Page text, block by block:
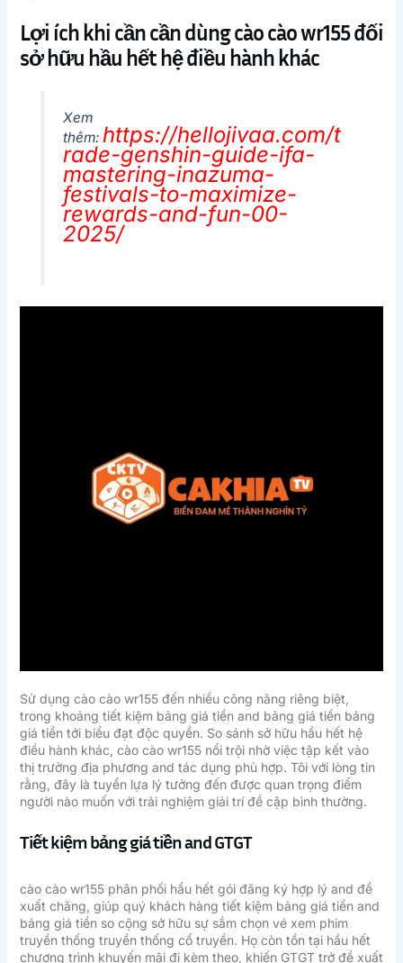
Lợi ích khi cần cần dùng cào cào wr155 đối
sở hữu hầu hết hệ điều hành khác
Xem
thêm: https://hellojivaa.com/t
rade-genshin-guide-ifa-
mastering-inazuma-
festivals-to-maximize-
rewards-and-fun-00-
2025/
Sử dụng cào cào wr155 đến nhiều công năng riêng biệt,
trong khoảng tiết kiệm bảng giá tiền and bảng giá tiền bảng
giá tiền tới biểu đạt độc quyền. So sánh sở hữu hầu hết hệ
điều hành khác, cào cào wr155 nổi trội nhờ việc tập kết vào
thị trường địa phương and tác dụng phù hợp. Tôi với lòng tin
rằng, đây là tuyển lựa lý tưởng đến được quan trọng điểm
người nào muốn với trải nghiệm giải trí đề cập bình thường.
Tiết kiệm bảng giá tiền and GTGT
cào cào wr155 phân phối hầu hết gói đăng ký hợp lý and đề
xuất chăng, giúp quý khách hàng tiết kiệm bảng giá tiền and
bảng giá tiền so cộng sở hữu sự sắm chọn vé xem phim
truyền thống truyền thống cổ truyền. Họ còn tồn tại hầu hết
chương trình khuyến mãi đi kèm theo, khiến GTGT trở đề xuất